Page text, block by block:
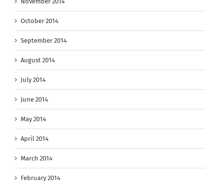
October 2014
September 2014
August 2014
July 2014
June 2014
May 2014
April 2014
March 2014
February 2014